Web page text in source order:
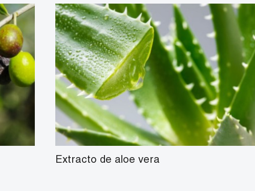
aloína 10%、20%、90%
El aloe-emodin 50%，95%
Polvo de aloe FD 100:1,200:1
Extracto de aloe vera